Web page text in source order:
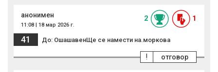
анонимен
11:08 | 18 мар 2026 г.
2 1
41 До: ОшашавенЩе се намести на.моркова
отговор
!